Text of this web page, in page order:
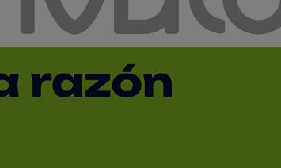
foro técnico
el futuro del
y la